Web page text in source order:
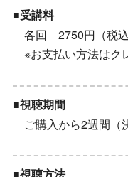
■受講料
各回 2750円（税込
※お支払い方法はク
■視聴期間
ご購入から2週間（